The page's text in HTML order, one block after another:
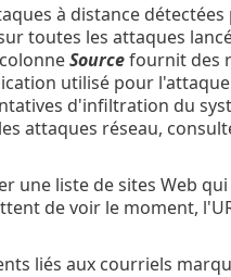
à distance détectées
toutes les attaques
Sourcefournit des
utilisé pour
d'infiltration du
attaques réseau,
une liste de sites Web
de voir le moment,
liés aux courriels